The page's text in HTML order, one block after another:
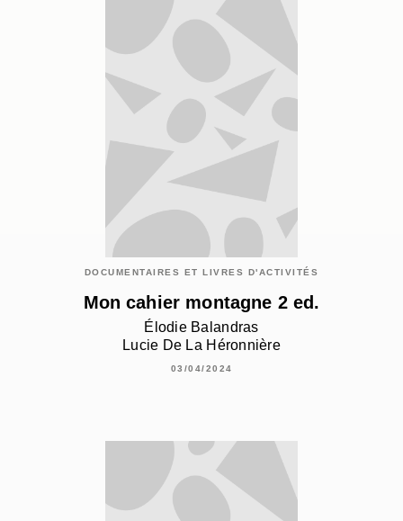
DOCUMENTAIRES ET LIVRES D'ACTIVITÉS
Mon cahier montagne 2 ed.
Élodie Balandras
Lucie De La Héronnière
03/04/2024